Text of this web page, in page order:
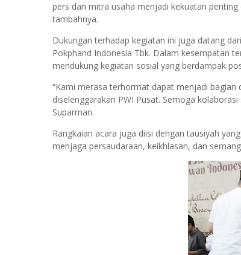
pers dan mitra usaha menjadi kekuatan
tambahnya.
Dukungan terhadap kegiatan ini juga datang
Pokphand Indonesia Tbk. Dalam kesempatan
mendukung kegiatan sosial yang berdampak
“Kami merasa terhormat dapat menjadi bagian
diselenggarakan PWI Pusat. Semoga
Suparman.
Rangkaian acara juga diisi dengan tausiyah
menjaga persaudaraan, keikhlasan, dan